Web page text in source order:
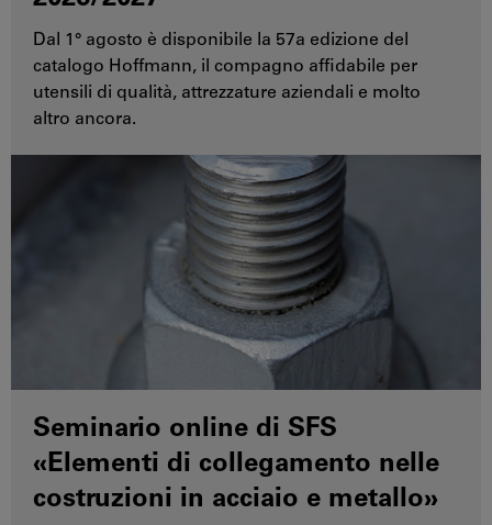
Dal 1° agosto è disponibile la 57a edizione del
catalogo Hoffmann, il compagno affidabile per
utensili di qualità, attrezzature aziendali e molto
altro ancora.
Seminario online di SFS
«Elementi di collegamento nelle
costruzioni in acciaio e metallo»